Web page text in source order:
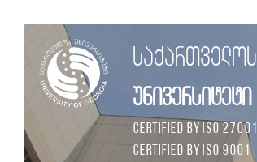
საქართველოს
უნივერსიტეტი
Certified by ISO 27001
Certified by ISO 9001